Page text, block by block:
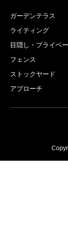
ガーデンテラス
ライティング
目隠し・プライベ
フェンス
ストックヤード
アプローチ